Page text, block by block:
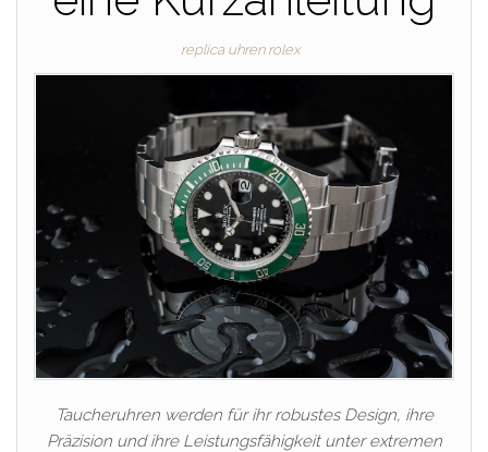
replica uhren rolex
Taucheruhren werden für ihr robustes Design, ihre
Präzision und ihre Leistungsfähigkeit unter extremen